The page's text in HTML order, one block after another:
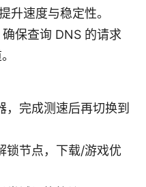
升速度与稳定性。
保查询 DNS 的请求
，完成测速后再切换到
锁节点，下载/游戏优